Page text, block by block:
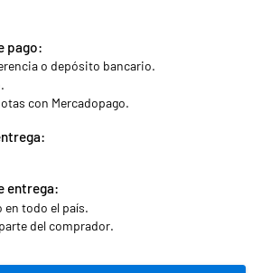
pago:
o depósito bancario.
con Mercadopago.
entrega:
todo el país.
del comprador.